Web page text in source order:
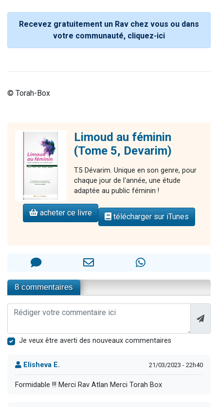
Recevez gratuitement un Rav chez vous ou dans
votre communauté, cliquez-ici
© Torah-Box
Limoud au féminin
(Tome 5, Devarim)
T.5 Dévarim. Unique en son genre, pour
chaque jour de l'année, une étude
adaptée au public féminin !
acheter ce livre télécharger sur iTunes
8 commentaires
Je veux être averti des nouveaux commentaires
Elisheva E. 21/03/2023 - 22h40
Formidable !!! Merci Rav Atlan Merci Torah Box